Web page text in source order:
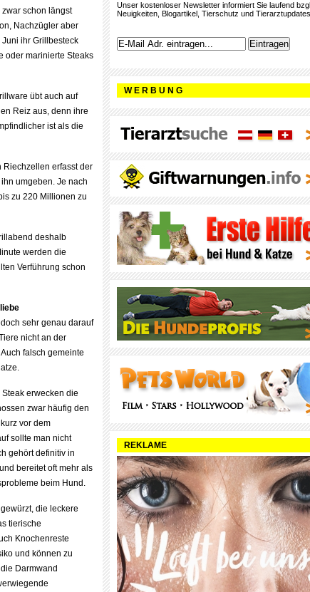
schon längst
Nachzügler aber
ihr Grillbesteck
oder marinierte Steaks
übt auch auf
Reiz aus, denn ihre
ist als die
Riechzellen erfasst der
umgeben. Je nach
zu 220 Millionen zu
deshalb
werden die
Verführung schon
sehr genau darauf
nicht an der
falsch gemeinte
erwecken die
zwar häufig den
vor dem
sollte man nicht
gehört definitiv in
bereitet oft mehr als
beim Hund.
die leckere
tierische
Knochenreste
und können zu
Darmwand
Unser kostenloser Newsletter informiert Sie laufend
Neuigkeiten, Blogartikel, Tierschutz und
W E R B U N G
REKLAME